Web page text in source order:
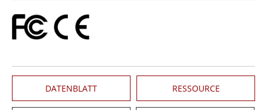
DATENBLATT RESSOURCE